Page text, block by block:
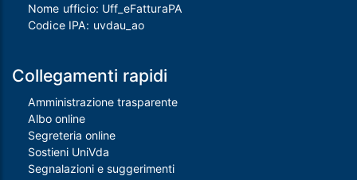
Nome ufficio: Uff_eFatturaPA
Codice IPA: uvdau_ao
Collegamenti rapidi
Amministrazione trasparente
Albo online
Segreteria online
Sostieni UniVda
Segnalazioni e suggerimenti